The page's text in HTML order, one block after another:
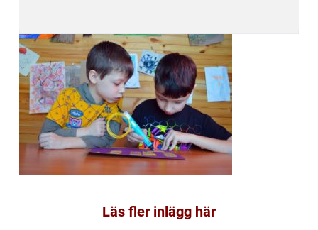
Läs fler inlägg här